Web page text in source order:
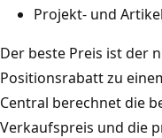
Projekt- und
Der beste Preis ist der
Positionsrabatt zu
Central berechnet die
Verkaufspreis und die